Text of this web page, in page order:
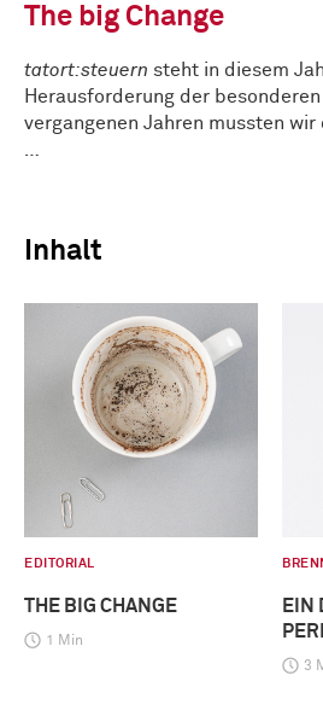
The big Change
tatort:steuern steht in diesem
Herausforderung der
vergangenen Jahren mussten
Inhalt
EDITORIAL
THE BIG CHANGE
1 Min
EIN
3